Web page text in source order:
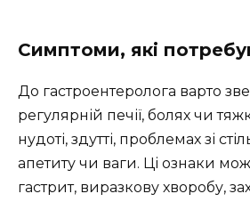
Симптоми, які
До гастроентеролога варто
регулярній печії, болях чи
нудоті, здутті, проблемах зі
апетиту чи ваги. Ці ознаки
гастрит, виразкову хворобу,